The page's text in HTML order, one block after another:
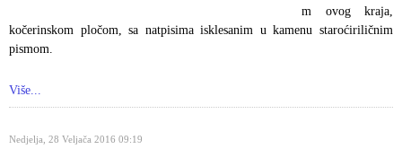
m ovog kraja,
kočerinskom pločom, sa natpisima isklesanim u kamenu staroćiriličnim
pismom.
Više...
Nedjelja, 28 Veljača 2016 09:19